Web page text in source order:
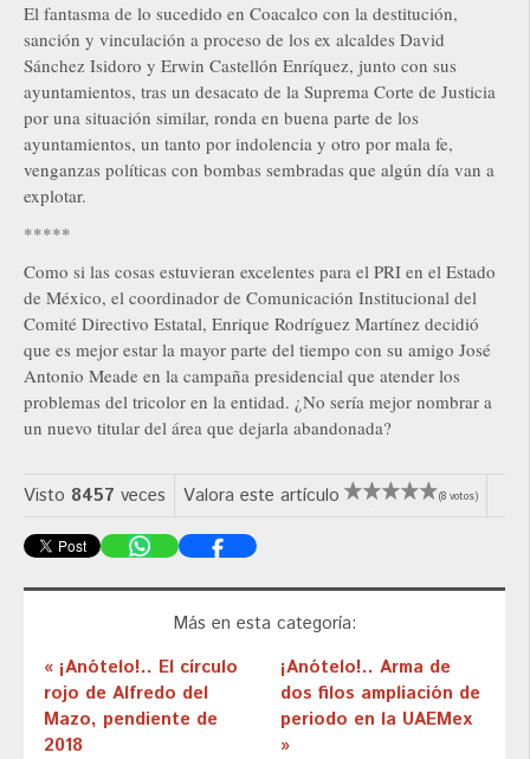
El fantasma de lo sucedido en Coacalco con la destitución,
sanción y vinculación a proceso de los ex alcaldes David
Sánchez Isidoro y Erwin Castellón Enríquez, junto con sus
ayuntamientos, tras un desacato de la Suprema Corte de Justicia
por una situación similar, ronda en buena parte de los
ayuntamientos, un tanto por indolencia y otro por mala fe,
venganzas políticas con bombas sembradas que algún día van a
explotar.
*****
Como si las cosas estuvieran excelentes para el PRI en el Estado
de México, el coordinador de Comunicación Institucional del
Comité Directivo Estatal, Enrique Rodríguez Martínez decidió
que es mejor estar la mayor parte del tiempo con su amigo José
Antonio Meade en la campaña presidencial que atender los
problemas del tricolor en la entidad. ¿No sería mejor nombrar a
un nuevo titular del área que dejarla abandonada?
Visto 8457 veces Valora este artículo (8 votos)
Más en esta categoría:
« ¡Anótelo!.. El círculo
rojo de Alfredo del
Mazo, pendiente de
2018
¡Anótelo!.. Arma de
dos filos ampliación de
periodo en la UAEMex
»